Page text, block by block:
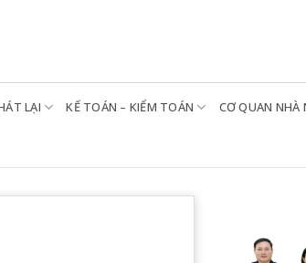
LẠI KẾ TOÁN – KIỂM TOÁN CƠ QUAN NHÀ